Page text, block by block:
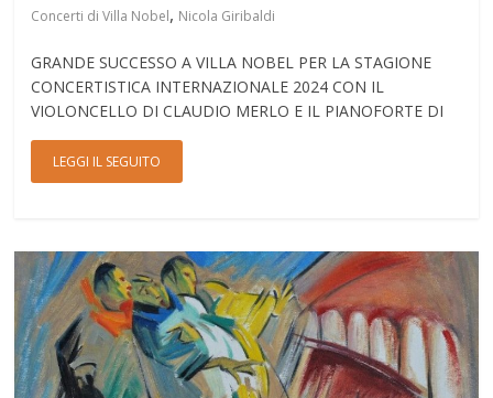
Concerti di Villa Nobel, Nicola Giribaldi
GRANDE SUCCESSO A VILLA NOBEL PER LA STAGIONE
CONCERTISTICA INTERNAZIONALE 2024 CON IL
VIOLONCELLO DI CLAUDIO MERLO E IL PIANOFORTE DI
LEGGI IL SEGUITO